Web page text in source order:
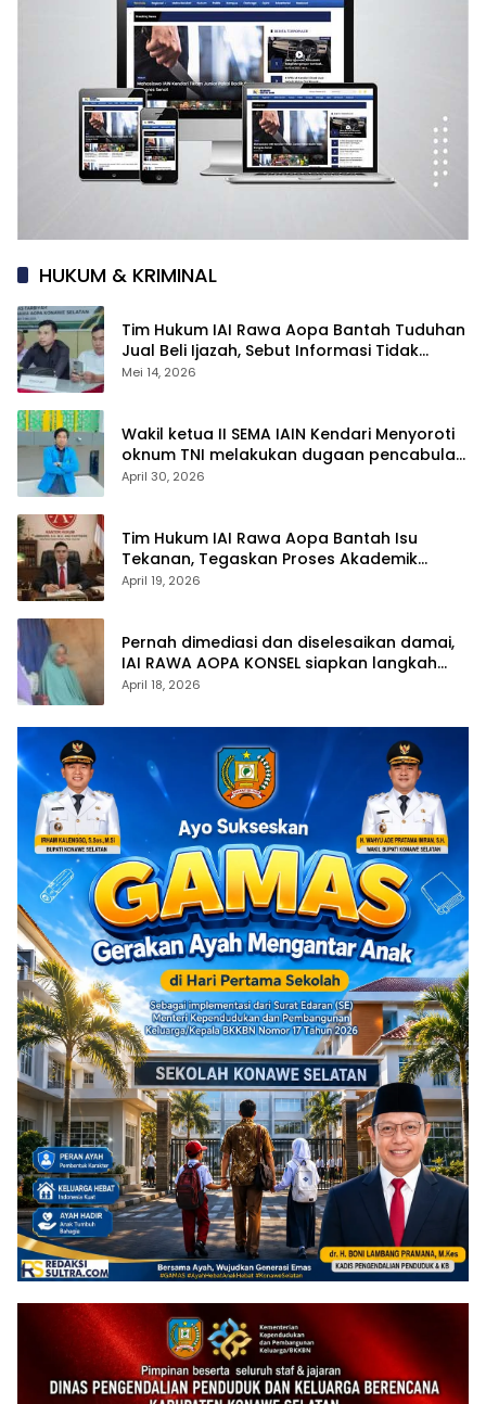
HUKUM & KRIMINAL
Tim Hukum IAI Rawa Aopa Bantah Tuduhan
Jual Beli Ijazah, Sebut Informasi Tidak
Berdasar
Mei 14, 2026
Wakil ketua II SEMA IAIN Kendari Menyoroti
oknum TNI melakukan dugaan pencabulan
anak di bawah umur
April 30, 2026
Tim Hukum IAI Rawa Aopa Bantah Isu
Tekanan, Tegaskan Proses Akademik
Mahasiswi Tetap Berjalan
April 19, 2026
Pernah dimediasi dan diselesaikan damai,
IAI RAWA AOPA KONSEL siapkan langkah
hukum atas polemik yang kembali muncul
April 18, 2026